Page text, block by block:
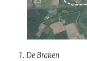
1. De Braken